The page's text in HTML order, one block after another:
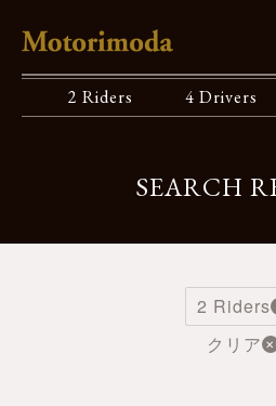
2 Riders 4 Drivers
SEARCH
2 Riders
クリア